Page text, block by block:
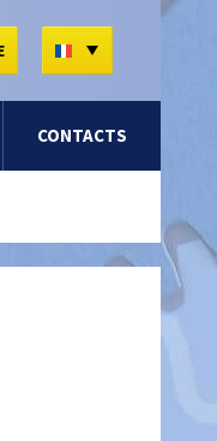
CONTACTS